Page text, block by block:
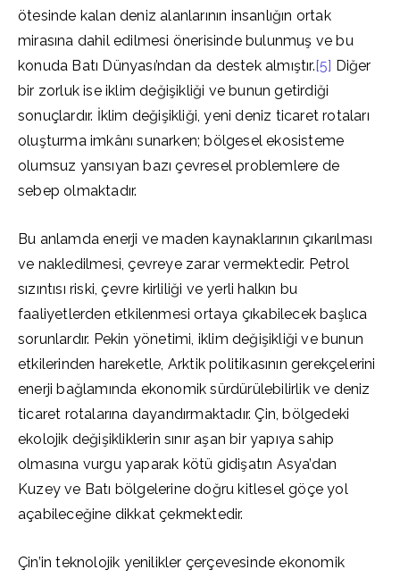
ötesinde kalan deniz alanlarının insanlığın ortak
mirasına dahil edilmesi önerisinde bulunmuş ve bu
konuda Batı Dünyası’ndan da destek almıştır.[5] Diğer
bir zorluk ise iklim değişikliği ve bunun getirdiği
sonuçlardır. İklim değişikliği, yeni deniz ticaret rotaları
oluşturma imkânı sunarken; bölgesel ekosisteme
olumsuz yansıyan bazı çevresel problemlere de
sebep olmaktadır.
Bu anlamda enerji ve maden kaynaklarının çıkarılması
ve nakledilmesi, çevreye zarar vermektedir. Petrol
sızıntısı riski, çevre kirliliği ve yerli halkın bu
faaliyetlerden etkilenmesi ortaya çıkabilecek başlıca
sorunlardır. Pekin yönetimi, iklim değişikliği ve bunun
etkilerinden hareketle, Arktik politikasının gerekçelerini
enerji bağlamında ekonomik sürdürülebilirlik ve deniz
ticaret rotalarına dayandırmaktadır. Çin, bölgedeki
ekolojik değişikliklerin sınır aşan bir yapıya sahip
olmasına vurgu yaparak kötü gidişatın Asya’dan
Kuzey ve Batı bölgelerine doğru kitlesel göçe yol
açabileceğine dikkat çekmektedir.
Çin’in teknolojik yenilikler çerçevesinde ekonomik